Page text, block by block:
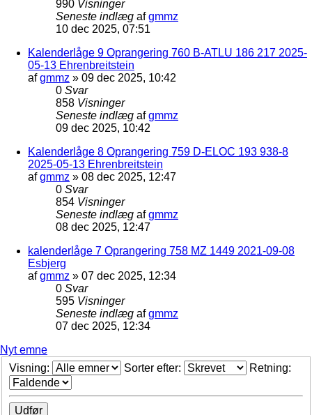
990 Visninger
Seneste indlæg afgmmz
10 dec 2025, 07:51
Kalenderlåge 9 Oprangering 760 B-ATLU 186 217 2025-
05-13 Ehrenbreitstein
afgmmz » 09 dec 2025, 10:42
0 Svar
858 Visninger
Seneste indlæg afgmmz
09 dec 2025, 10:42
Kalenderlåge 8 Oprangering 759 D-ELOC 193 938-8
2025-05-13 Ehrenbreitstein
afgmmz » 08 dec 2025, 12:47
0 Svar
854 Visninger
Seneste indlæg afgmmz
08 dec 2025, 12:47
kalenderlåge 7 Oprangering 758 MZ 1449 2021-09-08
Esbjerg
afgmmz » 07 dec 2025, 12:34
0 Svar
595 Visninger
Seneste indlæg afgmmz
07 dec 2025, 12:34
Nyt emne
Visning:
Sorter efter: Retning: